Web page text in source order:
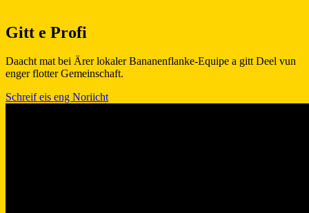
Gitt e Profi
Daacht mat bei Ärer lokaler Bananenflanke-Equipe a gitt Deel vun
enger flotter Gemeinschaft.
Schreif eis eng Noriicht